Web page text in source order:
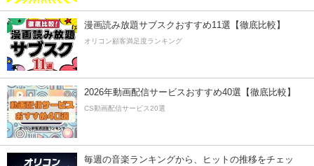
漫画読み放題サブスクおすすめ11選【徹底比較】
オリコン顧客満足度ランキング
2026年動画配信サービスおすすめ40選【徹底比較】
CS動画配信サービス20選
毎週の音楽ランキングから、ヒットの推移をチェッ